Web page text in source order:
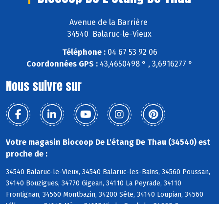
Avenue de la Barrière
34540 Balaruc-le-Vieux
Téléphone :04 67 53 92 06
Coordonnées GPS : 43,4650498 ° , 3,6916277 °
Nous suivre sur
Votre magasin Biocoop De L'étang De Thau (34540) est
proche de :
34540 Balaruc-le-Vieux, 34540 Balaruc-les-Bains, 34560 Poussan,
34140 Bouzigues, 34770 Gigean, 34110 La Peyrade, 34110
Frontignan, 34560 Montbazin, 34200 Sète, 34140 Loupian, 34560